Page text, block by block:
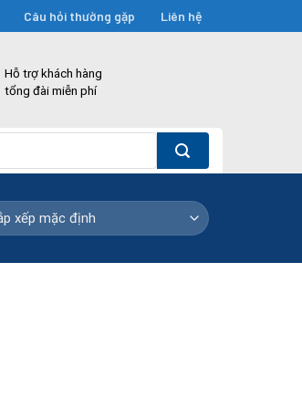
Câu hỏi thường gặp Liên hệ
Hỗ trợ khách hàng
tổng đài miễn phí